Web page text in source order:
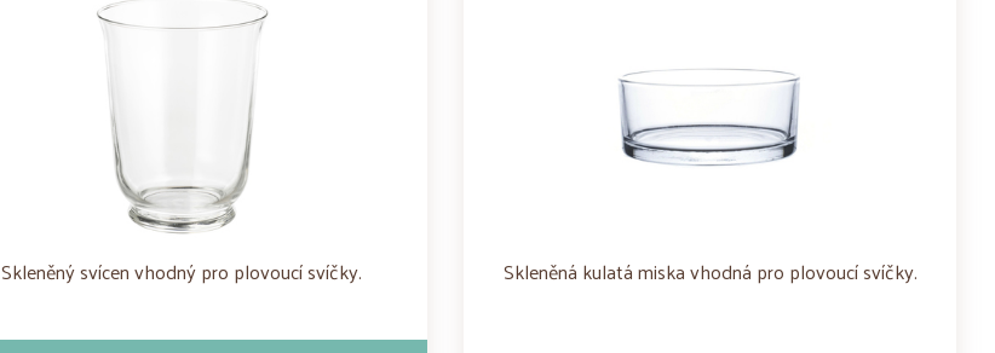
Skleněný svícen vhodný pro plovoucí svíčky. Skleněná kulatá miska vhodná pro plovoucí svíčky.